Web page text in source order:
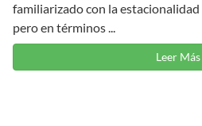
familiarizado con la
pero en términos ...
Leer Más